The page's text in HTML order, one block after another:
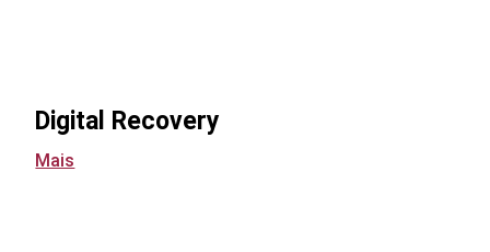
Digital Recovery
Mais